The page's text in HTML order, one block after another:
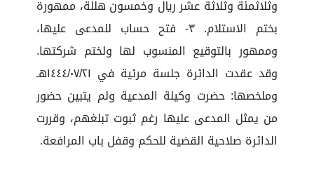
وثلاثمئة وثلاثة عشر ريال وخمسون هللة، ممهورة
بختم الاستلام. ٣- فتح حساب للمدعى عليها،
وممهور بالتوقيع المنسوب لها ولختم شركتها.
وقد عقدت الدائرة جلسة مرئية في ١٤٤٤/٠٧/٢١هـ
وملخصها: حضرت وكيلة المدعية ولم يتبين حضور
من يمثل المدعى عليها رغم ثبوت تبلغهم، وقررت
الدائرة صلاحية القضية للحكم وقفل باب المرافعة.